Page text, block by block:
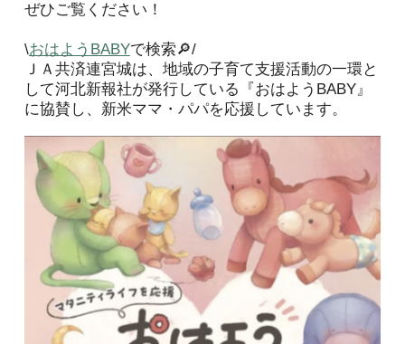
ぜひご覧ください！
\おはようBABYで検索🔎/
ＪＡ共済連宮城は、地域の子育て支援活動の一環と
して河北新報社が発行している『おはようBABY』
に協賛し、新米ママ・パパを応援しています。